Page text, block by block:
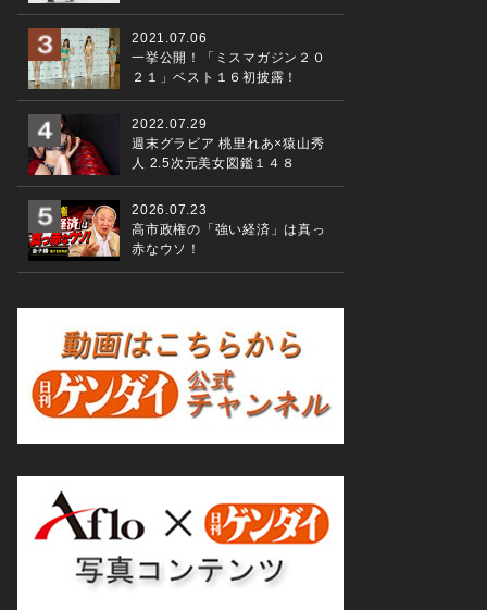
皇陛下をお迎えして第２０８回通常国会の開会式がおこなわ
撮影・小川安栄）
2021.07.06
一挙公開！「ミスマガジン２０
２１」ベスト１６初披露！
2022.07.29
週末グラビア 桃里れあ×猿山秀
人 2.5次元美女図鑑１４８
2026.07.23
高市政権の「強い経済」は真っ
赤なウソ！